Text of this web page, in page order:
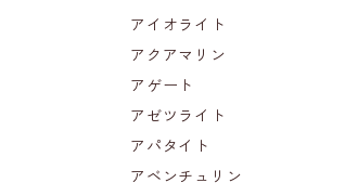
アイオライト
アクアマリン
アゲート
アゼツライト
アパタイト
アベンチュリン